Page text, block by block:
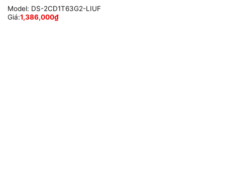
Model: DS-2CD1T63G2-LIUF
Giá:1,386,000₫